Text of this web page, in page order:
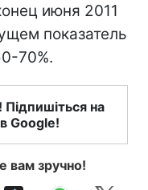
июня 2011
показатель
70%.
Підпишіться на
Google!
вам зручно!